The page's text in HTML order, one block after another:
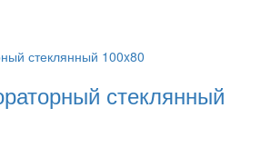
стеклянный